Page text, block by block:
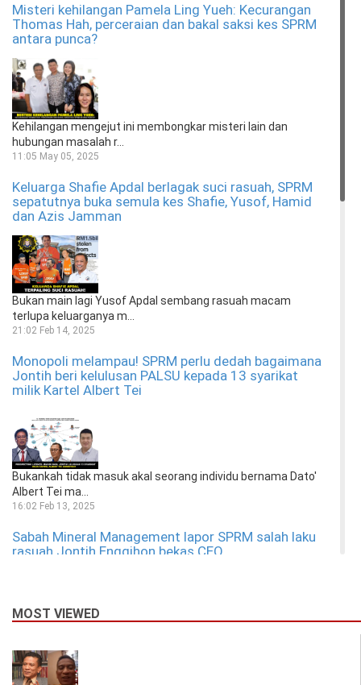
Misteri kehilangan Pamela Ling Yueh: Kecurangan
Thomas Hah, perceraian dan bakal saksi kes SPRM
antara punca?
Kehilangan mengejut ini membongkar misteri lain dan
hubungan masalah r...
11:05 May 05, 2025
Keluarga Shafie Apdal berlagak suci rasuah, SPRM
sepatutnya buka semula kes Shafie, Yusof, Hamid
dan Azis Jamman
Bukan main lagi Yusof Apdal sembang rasuah macam
terlupa keluarganya m...
21:02 Feb 14, 2025
Monopoli melampau! SPRM perlu dedah bagaimana
Jontih beri kelulusan PALSU kepada 13 syarikat
milik Kartel Albert Tei
Bukankah tidak masuk akal seorang individu bernama Dato'
Albert Tei ma...
16:02 Feb 13, 2025
Sabah Mineral Management lapor SPRM salah laku
rasuah Jontih Enggihon bekas CEO
fidusiari, dakwaan ak...
07:11 Nov 19, 2024
MOST VIEWED